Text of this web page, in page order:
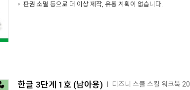
판권 소멸 등으로 더 이상 제작, 유통 계획이 없습니다.
한글 3단계 1호 (남아용) 디즈니 스쿨 스킬 워크북 20